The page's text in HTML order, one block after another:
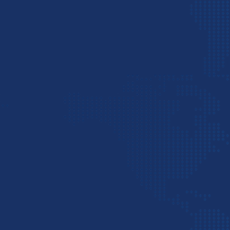
پس از ثبت قرارداد نوبت انتقال وجه است. برای
باید بدانید در حمل و نقل هوایی بارتان در سریع‌ترین
و مشخصات و مدارک توسط بازرسان چک می‌شود. پس از